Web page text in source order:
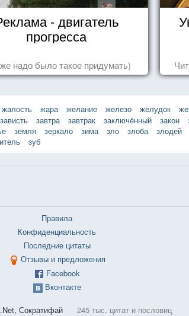
- двигатель
прогресса
надо было такое придумать)
жалость жара желание железо желудок
зависть завтра завтрак заключённый закон
земля зеркало зима зло злоба злодей
зуб
Правила
Конфиденциальность
Последние цитаты
Отзывы и предложения
Facebook
Вконтакте
Сократифай 245 тыс. цитат и пословиц